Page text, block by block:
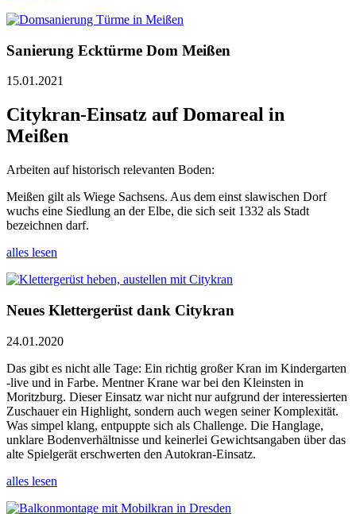
Sanierung Ecktürme Dom Meißen
15.01.2021
Citykran-Einsatz auf Domareal in
Meißen
Arbeiten auf historisch relevanten Boden:
Meißen gilt als Wiege Sachsens. Aus dem einst slawischen Dorf
wuchs eine Siedlung an der Elbe, die sich seit 1332 als Stadt
bezeichnen darf.
alles lesen
Neues Klettergerüst dank Citykran
24.01.2020
Das gibt es nicht alle Tage: Ein richtig großer Kran im Kindergarten
-live und in Farbe. Mentner Krane war bei den Kleinsten in
Moritzburg. Dieser Einsatz war nicht nur aufgrund der interessierten
Zuschauer ein Highlight, sondern auch wegen seiner Komplexität.
Was simpel klang, entpuppte sich als Challenge. Die Hanglage,
unklare Bodenverhältnisse und keinerlei Gewichtsangaben über das
alte Spielgerät erschwerten den Autokran-Einsatz.
alles lesen